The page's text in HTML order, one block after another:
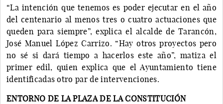
“La intención que tenemos es poder ejecutar en el año
del centenario al menos tres o cuatro actuaciones que
queden para siempre”, explica el alcalde de Tarancón,
José Manuel López Carrizo. “Hay otros proyectos pero
no sé si dará tiempo a hacerlos este año”, matiza el
primer edil, quien explica que el Ayuntamiento tiene
identificadas otro par de intervenciones.
ENTORNO DE LA PLAZA DE LA CONSTITUCIÓN